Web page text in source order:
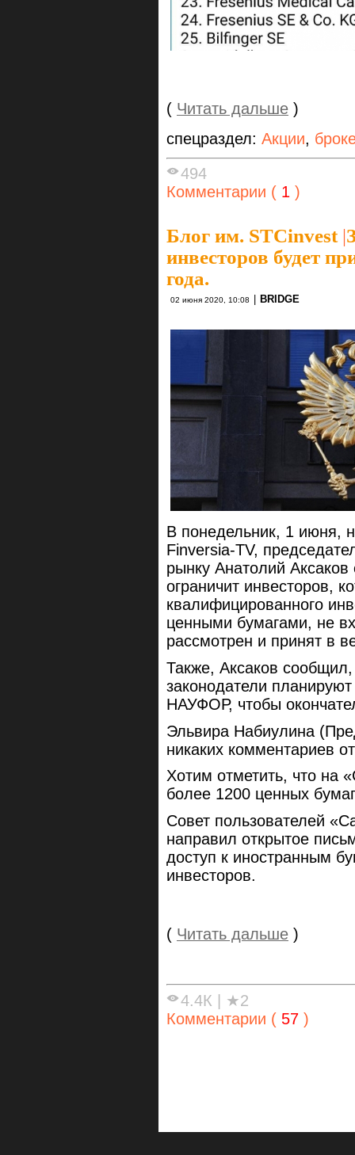
( Читать дальше )
спецраздел: Акции,
494
Комментарии ( 1 )
Блог им. STCinvest|
инвесторов будет
года.
02 июня 2020, 10:08 BRIDGE
В понедельник, 1 июня,
Finversia-TV,
рынку Анатолий Аксаков
ограничит инвесторов,
квалифицированного
ценными бумагами, не
рассмотрен и принят в
Также, Аксаков
законодатели
НАУФОР, чтобы
Эльвира Набиулина
никаких комментариев
Хотим отметить, что на
более 1200 ценных
Совет пользователей
направил открытое
доступ к иностранным
инвесторов.
( Читать дальше )
4.4К | ★2
Комментарии ( 57 )